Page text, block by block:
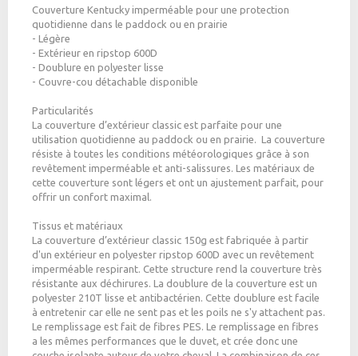
Couverture Kentucky imperméable pour une protection
quotidienne dans le paddock ou en prairie
- Légère
- Extérieur en ripstop 600D
- Doublure en polyester lisse
- Couvre-cou détachable disponible
Particularités
La couverture d’extérieur classic est parfaite pour une
utilisation quotidienne au paddock ou en prairie. La couverture
résiste à toutes les conditions météorologiques grâce à son
revêtement imperméable et anti-salissures. Les matériaux de
cette couverture sont légers et ont un ajustement parfait, pour
offrir un confort maximal.
Tissus et matériaux
La couverture d’extérieur classic 150g est fabriquée à partir
d'un extérieur en polyester ripstop 600D avec un revêtement
imperméable respirant. Cette structure rend la couverture très
résistante aux déchirures. La doublure de la couverture est un
polyester 210T lisse et antibactérien. Cette doublure est facile
à entretenir car elle ne sent pas et les poils ne s'y attachent pas.
Le remplissage est fait de fibres PES. Le remplissage en fibres
a les mêmes performances que le duvet, et crée donc une